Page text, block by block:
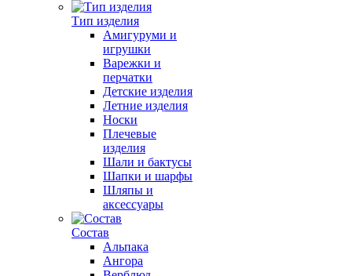
Тип изделия
Амигуруми и
игрушки
Варежки и
перчатки
Детские изделия
Летние изделия
Носки
Плечевые
изделия
Шали и бактусы
Шапки и шарфы
Шляпы и
аксессуары
Состав
Альпака
Ангора